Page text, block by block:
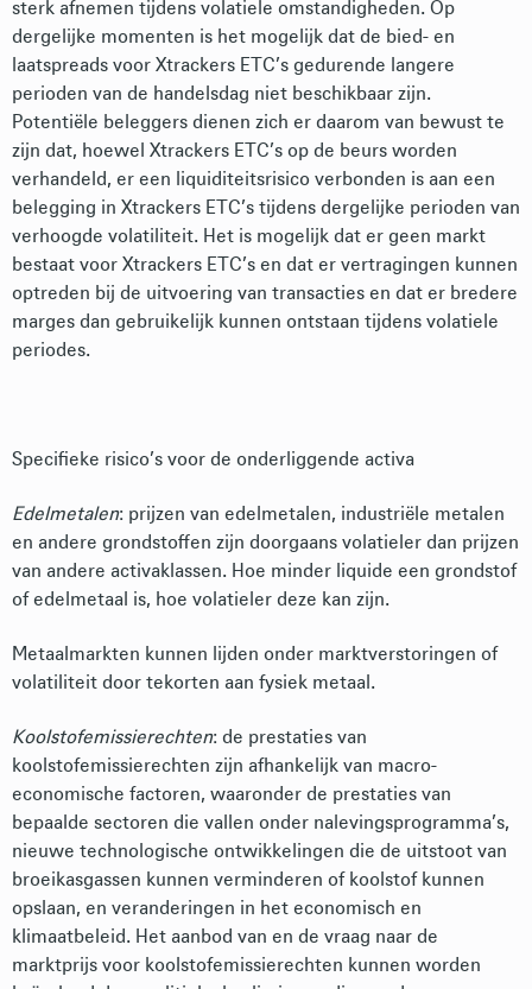
sterk afnemen tijdens volatiele omstandigheden. Op
dergelijke momenten is het mogelijk dat de bied- en
laatspreads voor Xtrackers ETC’s gedurende langere
perioden van de handelsdag niet beschikbaar zijn.
Potentiële beleggers dienen zich er daarom van bewust te
zijn dat, hoewel Xtrackers ETC’s op de beurs worden
verhandeld, er een liquiditeitsrisico verbonden is aan een
belegging in Xtrackers ETC’s tijdens dergelijke perioden van
verhoogde volatiliteit. Het is mogelijk dat er geen markt
bestaat voor Xtrackers ETC’s en dat er vertragingen kunnen
optreden bij de uitvoering van transacties en dat er bredere
marges dan gebruikelijk kunnen ontstaan tijdens volatiele
periodes.
Specifieke risico’s voor de onderliggende activa
Edelmetalen: prijzen van edelmetalen, industriële metalen
en andere grondstoffen zijn doorgaans volatieler dan prijzen
van andere activaklassen. Hoe minder liquide een grondstof
of edelmetaal is, hoe volatieler deze kan zijn.
Metaalmarkten kunnen lijden onder marktverstoringen of
volatiliteit door tekorten aan fysiek metaal.
Koolstofemissierechten: de prestaties van
koolstofemissierechten zijn afhankelijk van macro-
economische factoren, waaronder de prestaties van
bepaalde sectoren die vallen onder nalevingsprogramma’s,
nieuwe technologische ontwikkelingen die de uitstoot van
broeikasgassen kunnen verminderen of koolstof kunnen
opslaan, en veranderingen in het economisch en
klimaatbeleid. Het aanbod van en de vraag naar de
marktprijs voor koolstofemissierechten kunnen worden